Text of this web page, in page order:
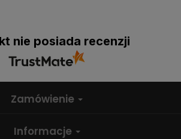
nie posiada recenzji
Zamówienie
Informacje